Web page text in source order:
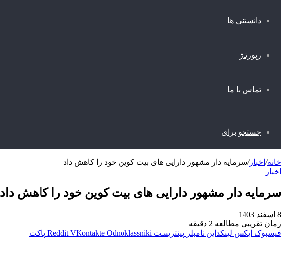
دانستنی ها
رپورتاژ
تماس با ما
جستجو برای
خانه/ اخبار/سرمایه دار مشهور دارایی‌ های بیت‌ کوین خود را کاهش داد
اخبار
سرمایه دار مشهور دارایی‌ های بیت‌ کوین خود را کاهش داد
8 اسفند 1403
زمان تقریبی مطالعه 2 دقیقه
فیسبوک ایکس لینکداین تامبلر پینتریست Reddit VKontakte Odnoklassniki پاکت